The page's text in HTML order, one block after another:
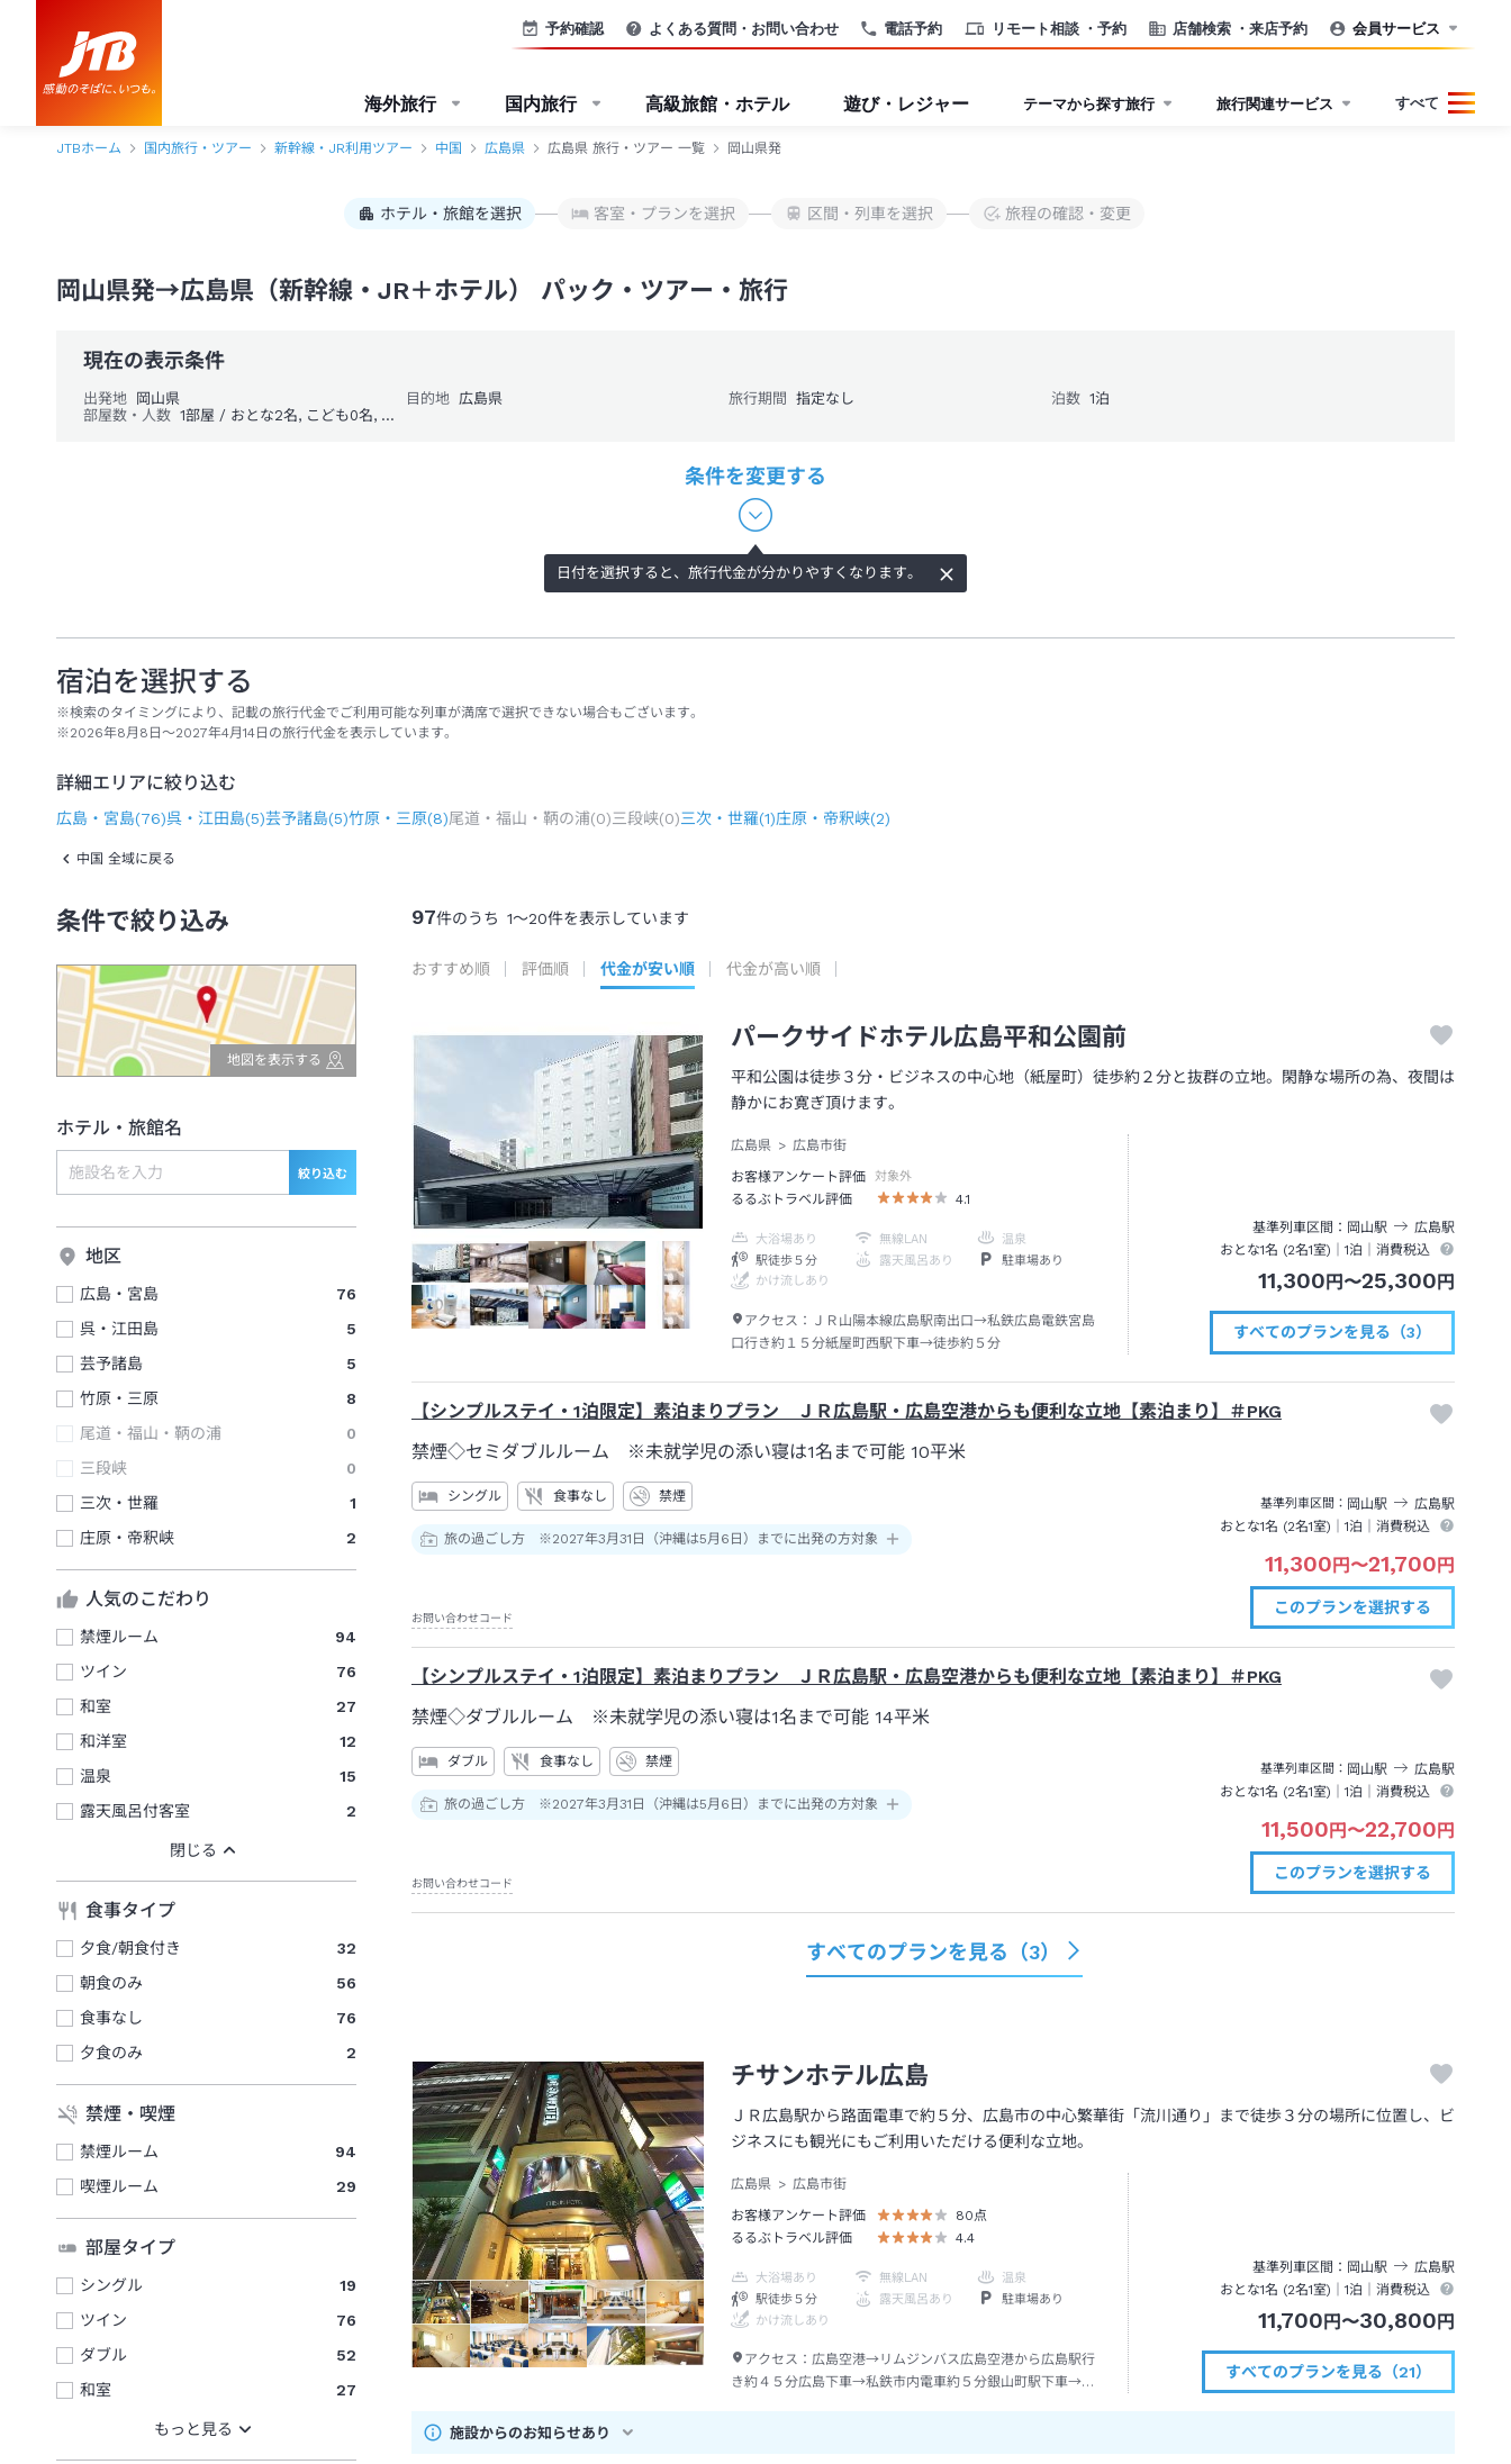
電話予約 リモート相談 ・予約 店舗検索 ・来店予約
予約確認 よくある質問・お問い合わせ 会員サービス
海外旅行 国内旅行 高級旅館・ホテル 遊び・レジャー テーマから探す旅行 旅行関連サービス すべて
JTBホーム 国内旅行・ツアー 新幹線・JR利用ツアー 中国 広島県 広島県 旅行・ツアー 一覧 岡山県発
ホテル・旅館を選択 客室・プランを選択 区間・列車を選択 旅程の確認・変更
岡山県発→広島県（新幹線・JR＋ホテル） パック・ツアー・旅行
現在の表示条件
出発地 岡山県 目的地 広島県 旅行期間 指定なし 泊数 1泊
部屋数・人数
1部屋 / おとな2名, こども0名, 幼児0名
日付を選択すると、旅行代金が分かりやすくなります。
宿泊を選択する
※検索のタイミングにより、記載の旅行代金でご利用可能な列車が満席で選択できない場合もございます。
※2026年8月8日～2027年4月14日の旅行代金を表示しています。
詳細エリアに絞り込む
広島・宮島(76)呉・江田島(5)芸予諸島(5)竹原・三原(8)尾道・福山・鞆の浦(0)三段峡(0)三次・世羅(1)庄原・帝釈峡(2)
中国 全域に戻る
条件で絞り込み
地図を表示する
ホテル・旅館名
絞り込む
地区
広島・宮島
76
呉・江田島
5
芸予諸島
5
竹原・三原
8
尾道・福山・鞆の浦
0
三段峡
0
三次・世羅
1
庄原・帝釈峡
2
人気のこだわり
禁煙ルーム
94
ツイン
76
和室
27
和洋室
12
温泉
15
露天風呂付客室
2
食事タイプ
夕食/朝食付き
32
朝食のみ
56
食事なし
76
夕食のみ
2
禁煙・喫煙
禁煙ルーム
94
喫煙ルーム
29
部屋タイプ
シングル
19
ツイン
76
ダブル
52
和室
27
97件のうち 1～20件を表示しています
おすすめ順 評価順 代金が安い順 代金が高い順
パークサイドホテル広島平和公園前
平和公園は徒歩３分・ビジネスの中心地（紙屋町）徒歩約２分と抜群の立地。閑静な場所の為、夜間は
静かにお寛ぎ頂けます。
広島県
広島市街
お客様アンケート評価
対象外
るるぶトラベル評価 4.1
大浴場あり 無線LAN
温泉
駅徒歩５分
露天風呂あり
駐車場あり
かけ流しあり
アクセス： ＪＲ山陽本線広島駅南出口→私鉄広島電鉄宮島
口行き約１５分紙屋町西駅下車→徒歩約５分
基準列車区間 岡山駅 広島駅
おとな1名 (2名1室)｜1泊 ｜消費税込
11,300 円 〜25,300 円
すべてのプランを見る（3）
【シンプルステイ・1泊限定】素泊まりプラン ＪＲ広島駅・広島空港からも便利な立地【素泊まり】＃PKG
禁煙◇セミダブルルーム ※未就学児の添い寝は1名まで可能 10平米
シングル 食事なし 禁煙
旅の過ごし方 ※2027年3月31日（沖縄は5月6日）までに出発の方対象
基準列車区間 岡山駅 広島駅
おとな1名 (2名1室)｜1泊 ｜消費税込
11,300円〜21,700円
お問い合わせコード
このプランを選択する
【シンプルステイ・1泊限定】素泊まりプラン ＪＲ広島駅・広島空港からも便利な立地【素泊まり】＃PKG
禁煙◇ダブルルーム ※未就学児の添い寝は1名まで可能 14平米
ダブル 食事なし 禁煙
旅の過ごし方 ※2027年3月31日（沖縄は5月6日）までに出発の方対象
基準列車区間 岡山駅 広島駅
おとな1名 (2名1室)｜1泊 ｜消費税込
11,500円〜22,700円
お問い合わせコード
このプランを選択する
すべてのプランを見る（3）
チサンホテル広島
ＪＲ広島駅から路面電車で約５分、広島市の中心繁華街「流川通り」まで徒歩３分の場所に位置し、ビ
ジネスにも観光にもご利用いただける便利な立地。
広島県
広島市街
お客様アンケート評価
80点
るるぶトラベル評価
4.4
大浴場あり 無線LAN
温泉
駅徒歩５分
露天風呂あり
駐車場あり
かけ流しあり
アクセス： 広島空港→リムジンバス広島空港から広島駅行
き約４５分広島下車→私鉄市内電車約５分銀山町駅下車→徒
基準列車区間 岡山駅 広島駅
おとな1名 (2名1室)｜1泊 ｜消費税込
11,700円〜30,800円
すべてのプランを見る（21）
施設からのお知らせあり